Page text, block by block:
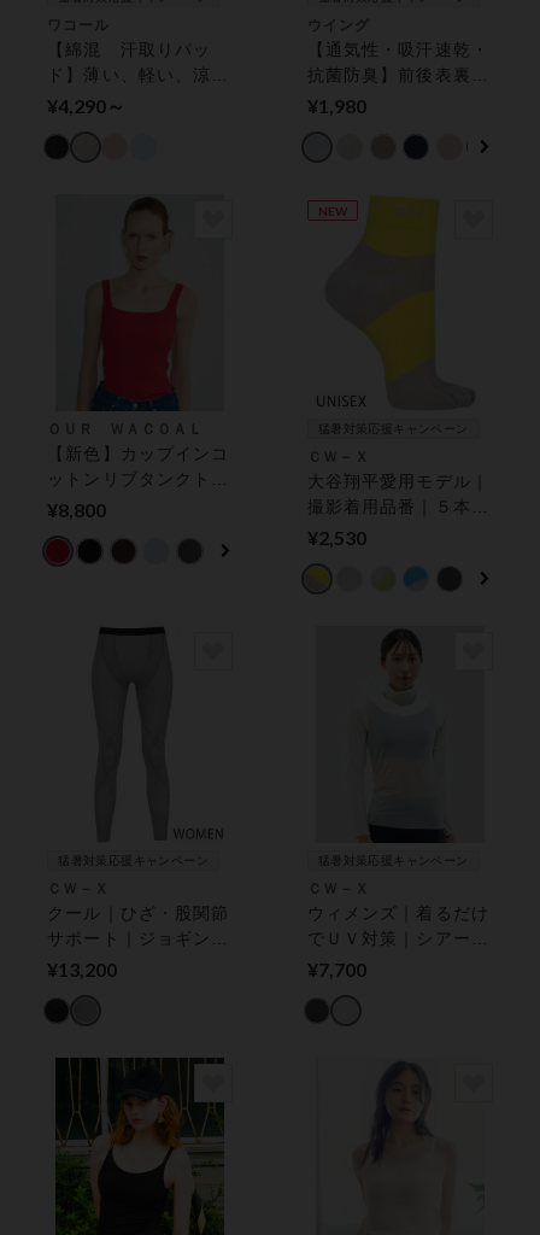
ワコール
【綿混 汗取りパッ
ド】薄い、軽い、涼し
い キャミソール
¥4,290～
ウイング
【通気性・吸汗速乾・
抗菌防臭】前後表裏着
用ＯＫ★綿の贅沢オー
プ【環境配慮】 ノー
¥1,980
ＯＵＲ ＷＡＣＯＡＬ
【新色】カップインコ
ットンリブタンクトッ
プ／Ｓ〜Ｌ＋ アウタ
付き）
¥8,800
NEW
猛暑対策応援キャンペーン
ＣＷ－Ｘ
大谷翔平愛用モデル｜
撮影着用品番｜５本指
｜ ソックス
¥2,530
猛暑対策応援キャンペーン
ＣＷ－Ｘ
クール｜ひざ・股関節
サポート｜ジョギン
グ・ウォーキングに｜
¥13,200
猛暑対策応援キャンペーン
ＣＷ－Ｘ
ウィメンズ｜着るだけ
でＵＶ対策｜シアー切
り替え｜ スポーツイ
¥7,700